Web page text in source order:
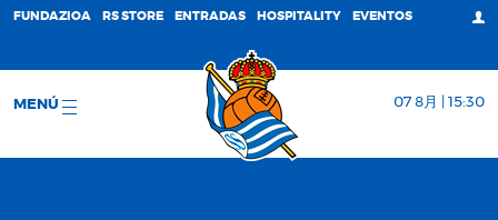
FUNDAZIOA RS STORE ENTRADAS HOSPITALITY EVENTOS
MENÚ 07 8月 | 15:30